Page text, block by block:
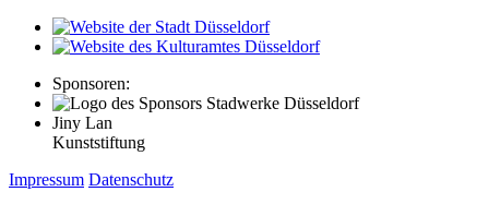
Sponsoren:
Jiny Lan
Kunststiftung
Impressum Datenschutz